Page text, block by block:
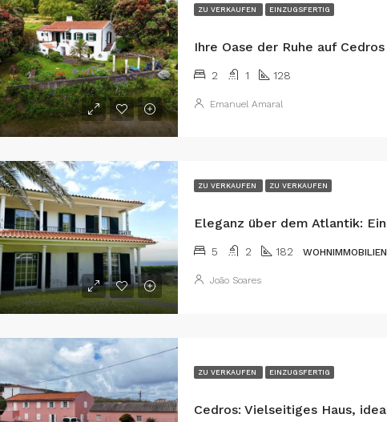
ZU VERKAUFEN EINZUGSFERTIG
2 1 128
Emanuel Amaral
ZU VERKAUFEN ZU VERKAUFEN
5 2 182 WOHNIMMOBILIEN
João Soares
ZU VERKAUFEN EINZUGSFERTIG